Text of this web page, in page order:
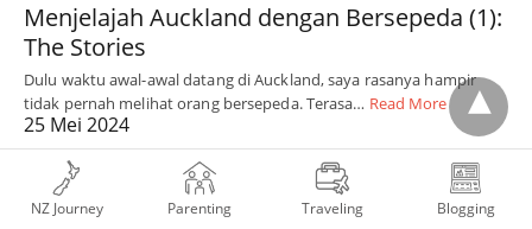
Menjelajah Auckland dengan Bersepeda (1):
The Stories
Dulu waktu awal-awal datang di Auckland, saya rasanya hampir
tidak pernah melihat orang bersepeda. Terasa… Read More
25 Mei 2024
FAMILY STORY
NZ Journey Parenting Traveling Blogging